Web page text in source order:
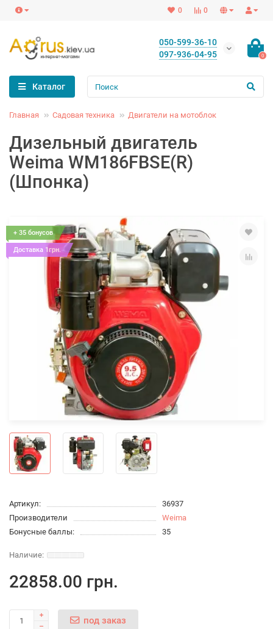
0
0
050-599-36-10
097-936-04-95
0
Каталог
Главная Садовая техника Двигатели на мотоблок
Дизельный двигатель
Weima WM186FBSE(R)
(Шпонка)
+ 35 бонусов
Доставка 1грн.
Артикул:
36937
Производители
Weima
Бонусные баллы:
35
22858.00 грн.
под заказ